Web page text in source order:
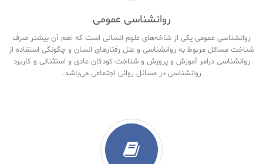
روانشناسی عمومی
روانشناسی عمومی یکی از شاخه‌های علوم انسانی است که اهم آن بیشتر صرف
شناخت مسائل مربوط به روانشناسی و علل رفتارهای انسان و چگونگی استفاده از
روانشناسی درامر آموزش و پرورش و شناخت کودکان عادی و استثنائی و کاربرد
روانشناسی در مسائل روانی اجتماعی می‌باشد.